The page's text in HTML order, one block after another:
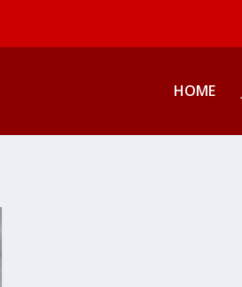
HOME